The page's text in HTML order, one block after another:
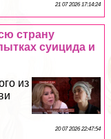
21 07 2026 17:14:24
страну
суицида и
из
20 07 2026 22:47:54